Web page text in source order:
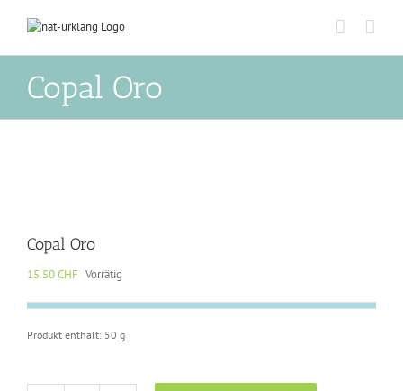
Copal Oro
Copal Oro
15.50CHF Vorrätig
Produkt enthält: 50 g